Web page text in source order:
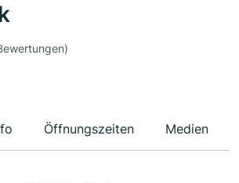
Öffnungszeiten Medien